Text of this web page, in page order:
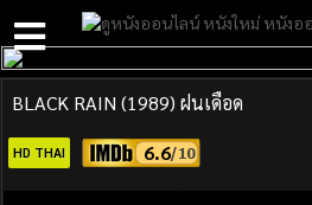
BLACK RAIN (1989) ฝนเดือด
HD THAI 6.6